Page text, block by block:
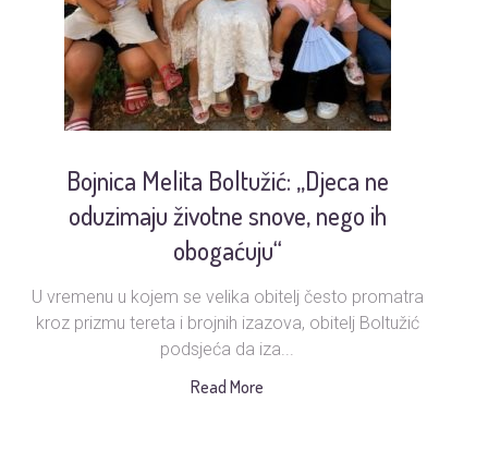
Bojnica Melita Boltužić: „Djeca ne
oduzimaju životne snove, nego ih
obogaćuju“
U vremenu u kojem se velika obitelj često promatra
kroz prizmu tereta i brojnih izazova, obitelj Boltužić
podsjeća da iza...
Read More